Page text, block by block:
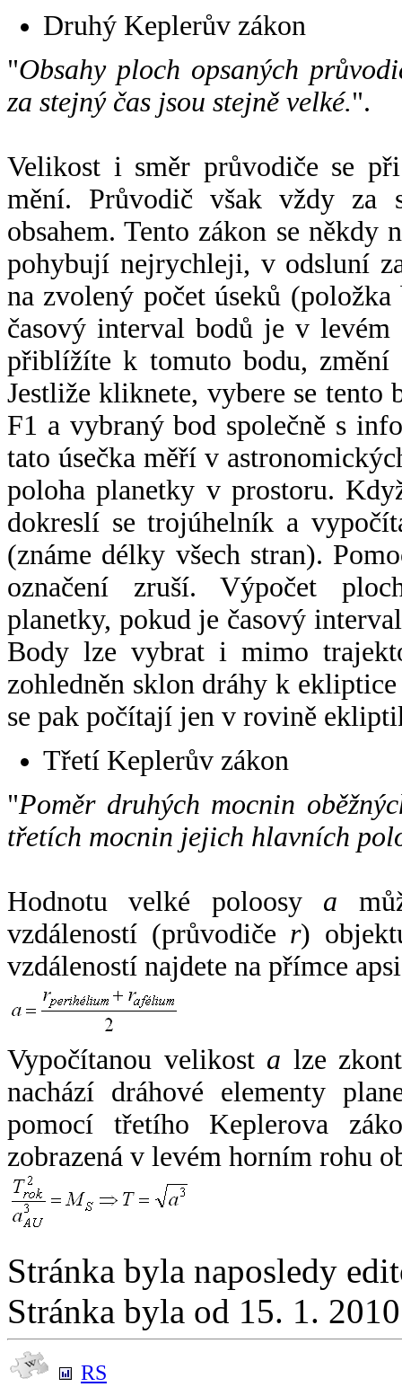
Druhý Keplerův zákon
"Obsahy ploch opsaných
za stejný čas jsou stejně velké.".
Velikost i směr průvodiče se
mění. Průvodič však vždy za
obsahem. Tento zákon se někdy
pohybují nejrychleji, v odsluní
na zvolený počet úseků
časový interval bodů je v
přiblížíte k tomuto bodu,
Jestliže kliknete, vybere se tento
F1 a vybraný bod společně s
tato úsečka měří v
poloha planetky v prostoru.
dokreslí se trojúhelník a
(známe délky všech stran).
označení zruší. Výpočet
planetky, pokud je časový
Body lze vybrat i mimo
zohledněn sklon dráhy k
se pak počítají jen v rovině
Třetí Keplerův zákon
"Poměr druhých mocnin
třetích mocnin jejich hlavních
Hodnotu velké poloosy a
vzdáleností (průvodiče r)
vzdáleností najdete na přímce
Vypočítanou velikost a lze
nachází dráhové elementy
pomocí třetího Keplerova
zobrazená v levém horním rohu
Stránka byla naposledy
Stránka byla od 15. 1.
RS